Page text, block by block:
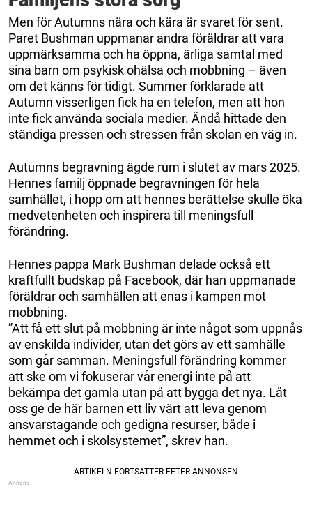
Men för Autumns nära och kära är svaret för sent.
Paret Bushman uppmanar andra föräldrar att vara
uppmärksamma och ha öppna, ärliga samtal med
sina barn om psykisk ohälsa och mobbning – även
om det känns för tidigt. Summer förklarade att
Autumn visserligen fick ha en telefon, men att hon
inte fick använda sociala medier. Ändå hittade den
ständiga pressen och stressen från skolan en väg in.
Autumns begravning ägde rum i slutet av mars 2025.
Hennes familj öppnade begravningen för hela
samhället, i hopp om att hennes berättelse skulle öka
medvetenheten och inspirera till meningsfull
förändring.
Hennes pappa Mark Bushman delade också ett
kraftfullt budskap på Facebook, där han uppmanade
föräldrar och samhällen att enas i kampen mot
mobbning.
”Att få ett slut på mobbning är inte något som uppnås
av enskilda individer, utan det görs av ett samhälle
som går samman. Meningsfull förändring kommer
att ske om vi fokuserar vår energi inte på att
bekämpa det gamla utan på att bygga det nya. Låt
oss ge de här barnen ett liv värt att leva genom
ansvarstagande och gedigna resurser, både i
hemmet och i skolsystemet”, skrev han.